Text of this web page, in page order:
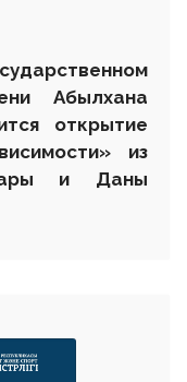
Абылхана
открытие
из
и Даны